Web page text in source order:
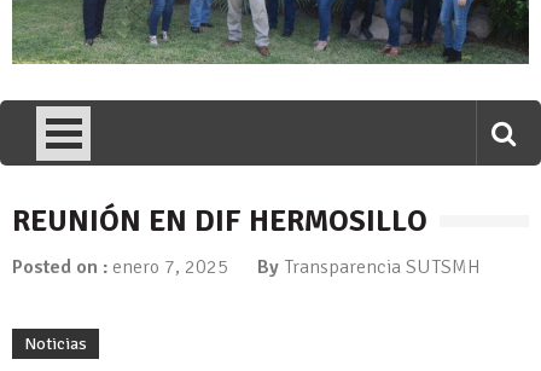
REUNIÓN EN DIF HERMOSILLO
Posted on : enero 7, 2025 By Transparencia SUTSMH
Noticias